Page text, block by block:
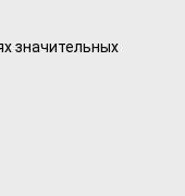
значительных